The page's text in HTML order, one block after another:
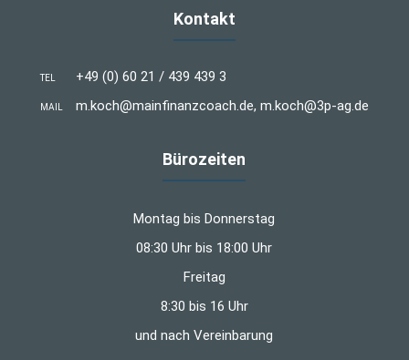
Kontakt
TEL +49 (0) 60 21 / 439 439 3
MAIL m.koch@mainfinanzcoach.de, m.koch@3p-ag.de
Bürozeiten
Montag bis Donnerstag
08:30 Uhr bis 18:00 Uhr
Freitag
8:30 bis 16 Uhr
und nach Vereinbarung